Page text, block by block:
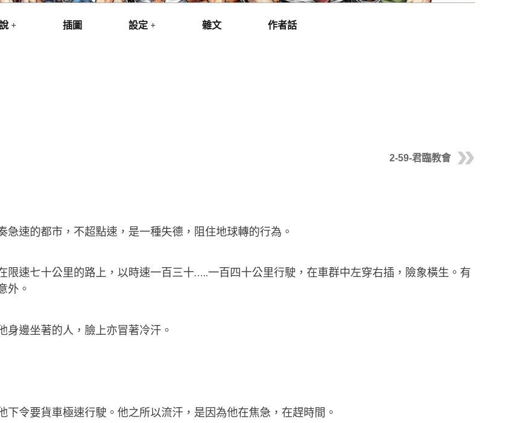
插圖 設定 雜文 作者話
2-59-君臨教會
速的都市，不超點速，是一種失德，阻住地球轉的行為。
速七十公里的路上，以時速一百三十…..一百四十公里行駛，在車群中左穿右插，險象橫生。有
外。
邊坐著的人，臉上亦冒著冷汗。
令要貨車極速行駛。他之所以流汗，是因為他在焦急，在趕時間。